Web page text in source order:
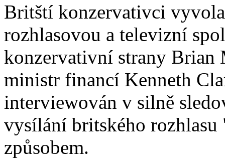
Britští konzervativci
rozhlasovou a televizní
konzervativní strany Brian
ministr financí Kenneth
interviewován v silně
vysílání britského
způsobem.